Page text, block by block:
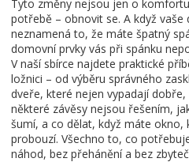
Tyto změny nejsou jen o
potřebě – obnovit se. A když
neznamená to, že máte špatný
domovní prvky vás při spánku
V naší sbírce najdete praktické
ložnici – od výběru správného
dveře, které nejen vypadají
některé závěsy nejsou řešením,
šumí, a co dělat, když máte okno,
probouzí. Všechno to, co
náhod, bez přehánění a bez